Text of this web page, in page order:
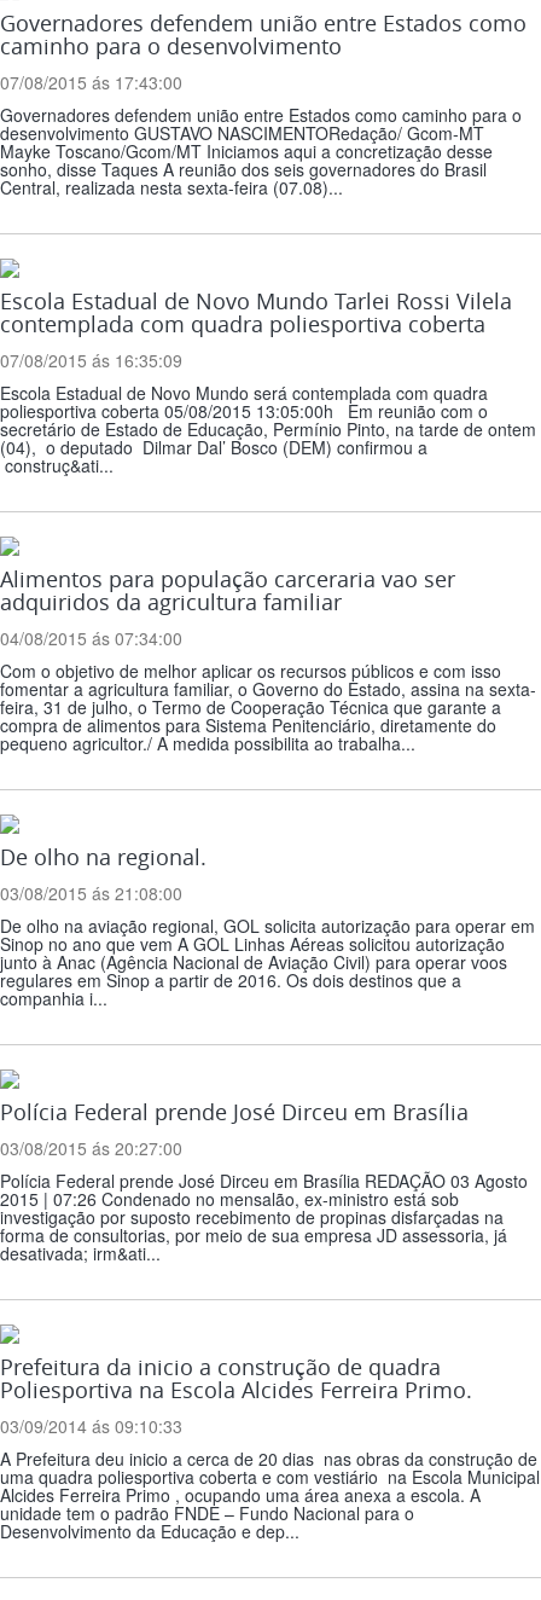
Governadores defendem união entre Estados como
caminho para o desenvolvimento
07/08/2015 ás 17:43:00
Governadores defendem união entre Estados como caminho para o
desenvolvimento GUSTAVO NASCIMENTORedação/ Gcom-MT
Mayke Toscano/Gcom/MT Iniciamos aqui a concretização desse
sonho, disse Taques A reunião dos seis governadores do Brasil
Central, realizada nesta sexta-feira (07.08)...
Escola Estadual de Novo Mundo Tarlei Rossi Vilela
contemplada com quadra poliesportiva coberta
07/08/2015 ás 16:35:09
Escola Estadual de Novo Mundo será contemplada com quadra
poliesportiva coberta 05/08/2015 13:05:00h Em reunião com o
secretário de Estado de Educação, Permínio Pinto, na tarde de ontem
(04), o deputado Dilmar Dal’ Bosco (DEM) confirmou a
construç&ati...
Alimentos para população carceraria vao ser
adquiridos da agricultura familiar
04/08/2015 ás 07:34:00
Com o objetivo de melhor aplicar os recursos públicos e com isso
fomentar a agricultura familiar, o Governo do Estado, assina na sexta-
feira, 31 de julho, o Termo de Cooperação Técnica que garante a
compra de alimentos para Sistema Penitenciário, diretamente do
pequeno agricultor./ A medida possibilita ao trabalha...
De olho na regional.
03/08/2015 ás 21:08:00
De olho na aviação regional, GOL solicita autorização para operar em
Sinop no ano que vem A GOL Linhas Aéreas solicitou autorização
junto à Anac (Agência Nacional de Aviação Civil) para operar voos
regulares em Sinop a partir de 2016. Os dois destinos que a
companhia i...
Polícia Federal prende José Dirceu em Brasília
03/08/2015 ás 20:27:00
Polícia Federal prende José Dirceu em Brasília REDAÇÃO 03 Agosto
2015 | 07:26 Condenado no mensalão, ex-ministro está sob
investigação por suposto recebimento de propinas disfarçadas na
forma de consultorias, por meio de sua empresa JD assessoria, já
desativada; irm&ati...
Prefeitura da inicio a construção de quadra
Poliesportiva na Escola Alcides Ferreira Primo.
03/09/2014 ás 09:10:33
A Prefeitura deu inicio a cerca de 20 dias nas obras da construção de
uma quadra poliesportiva coberta e com vestiário na Escola Municipal
Alcides Ferreira Primo , ocupando uma área anexa a escola. A
unidade tem o padrão FNDE – Fundo Nacional para o
Desenvolvimento da Educação e dep...